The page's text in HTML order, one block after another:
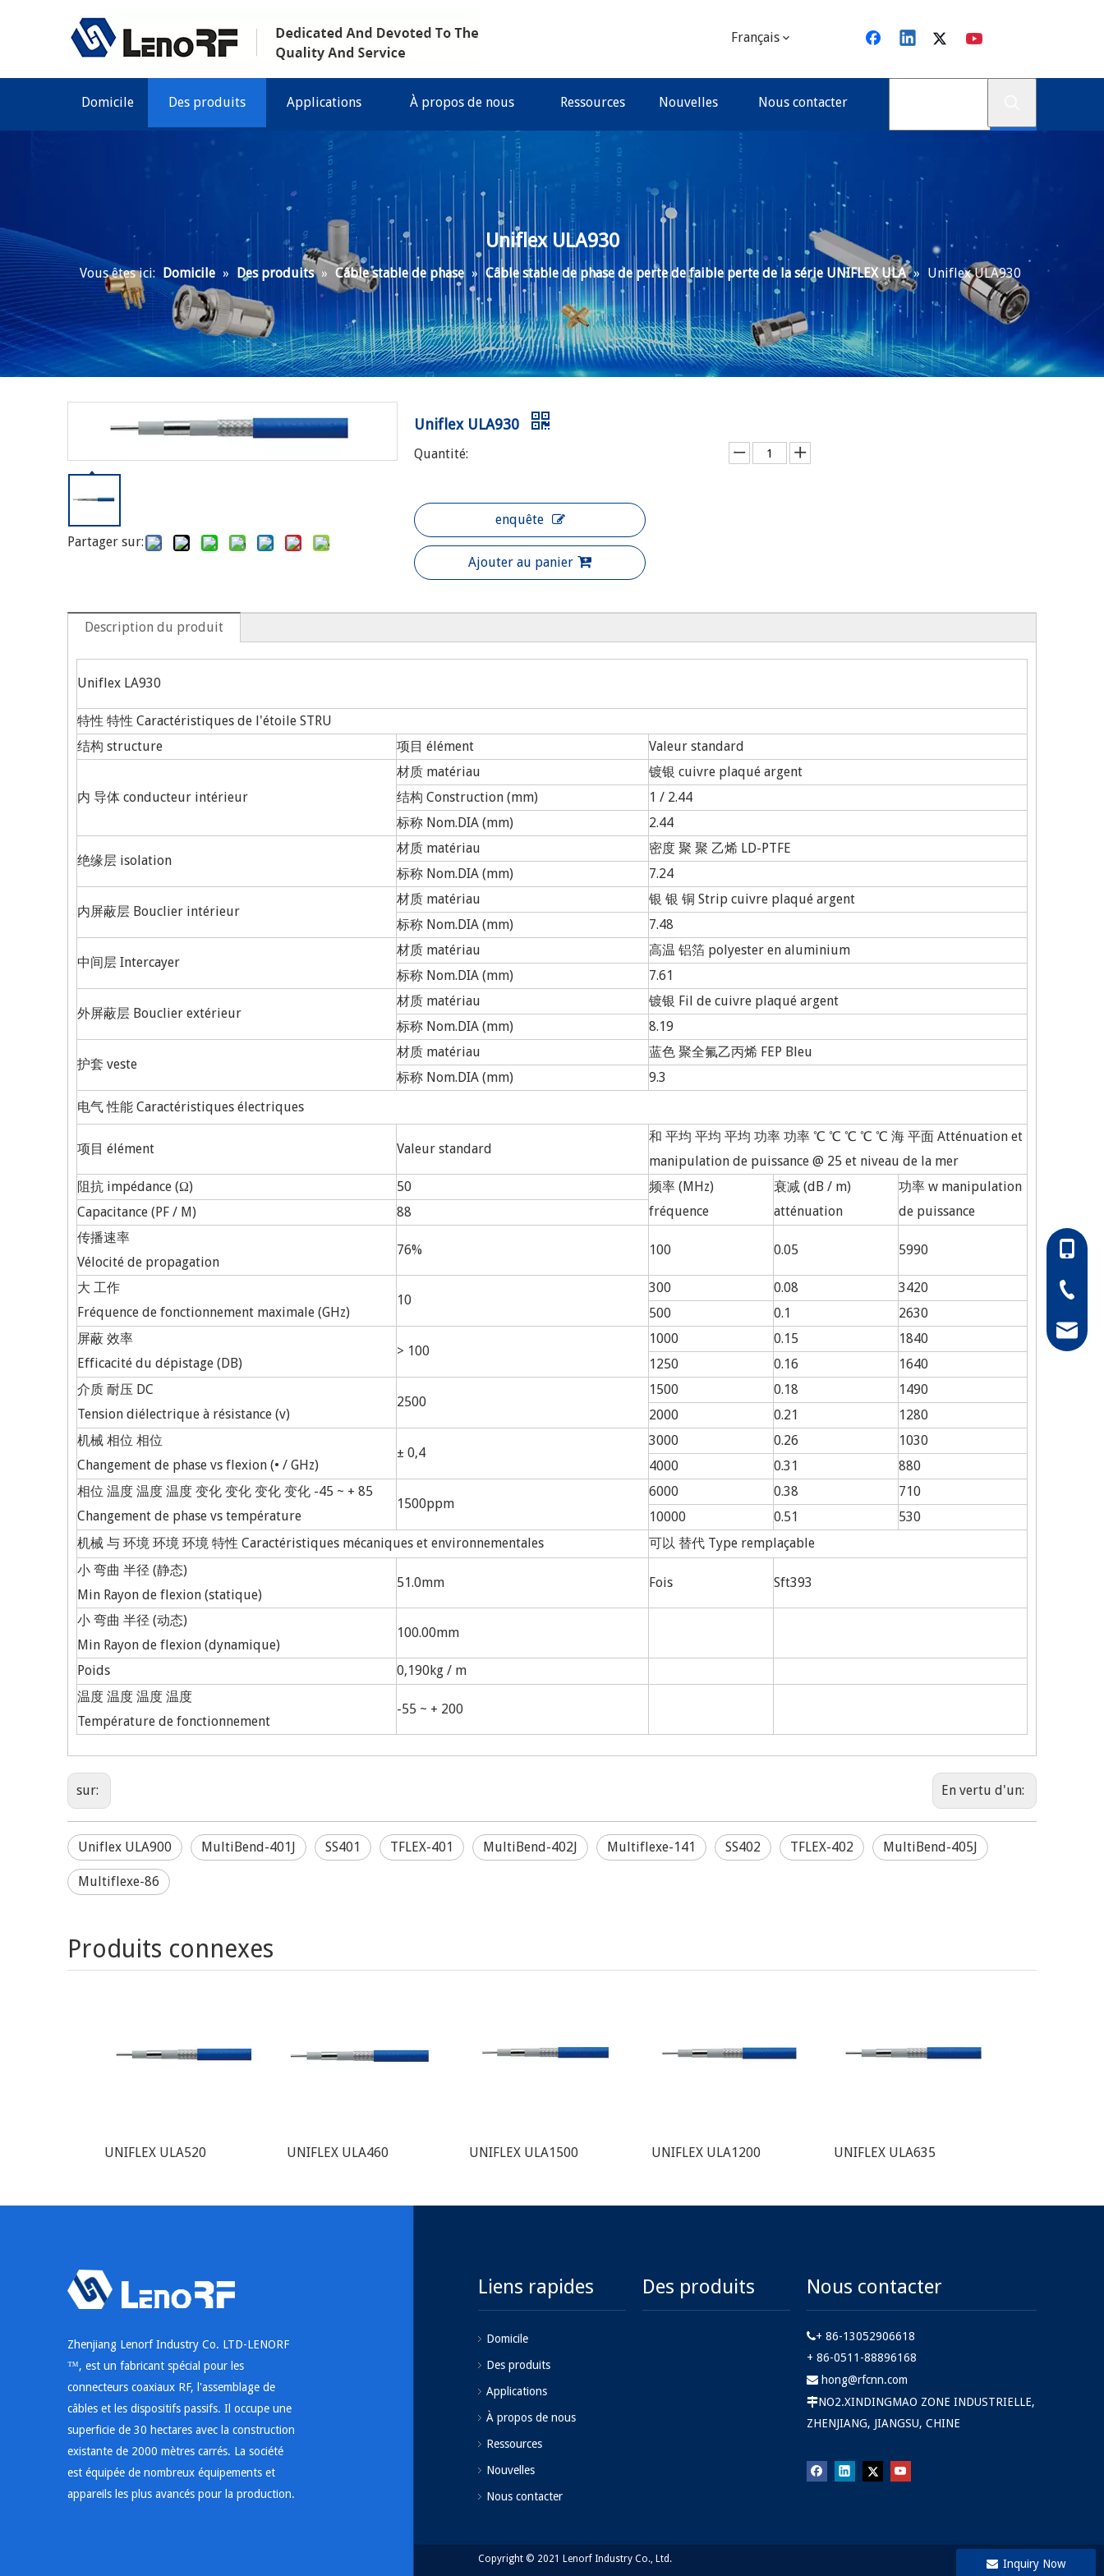
Français
Domicile Des produits Applications À propos de nous Ressources Nouvelles Nous contacter
Uniflex ULA930
Vous êtes ici: Domicile » Des produits » Câble stable de phase » Câble stable de phase de perte de faible perte de la série UNIFLEX ULA » Uniflex ULA930
Partager sur:
Uniflex ULA930
Quantité:
enquête
Ajouter au panier
Description du produit
Uniflex LA930
特性 特性 Caractéristiques de l'étoile STRU
结构 structure
项目 élément Valeur standard
内 导体 conducteur intérieur
材质 matériau
镀银 cuivre plaqué argent
结构 Construction (mm)
1 / 2.44
标称 Nom.DIA (mm)
2.44
绝缘层 isolation
材质 matériau
密度 聚 聚 乙烯 LD-PTFE
标称 Nom.DIA (mm)
7.24
内屏蔽层 Bouclier intérieur
材质 matériau
银 银 铜 Strip cuivre plaqué argent
标称 Nom.DIA (mm)
7.48
中间层 Intercayer
材质 matériau
高温 铝箔 polyester en aluminium
标称 Nom.DIA (mm)
7.61
外屏蔽层 Bouclier extérieur
材质 matériau
镀银 Fil de cuivre plaqué argent
标称 Nom.DIA (mm)
8.19
护套 veste
材质 matériau
蓝色 聚全氟乙丙烯 FEP Bleu
标称 Nom.DIA (mm)
9.3
电气 性能 Caractéristiques électriques
项目 élément Valeur standard
和 平均 平均 平均 功率 功率 ℃ ℃ ℃ ℃ ℃ 海 平面 Atténuation et
manipulation de puissance @ 25 et niveau de la mer
阻抗 impédance (Ω)
50
频率 (MHz)
fréquence
衰减 (dB / m)
atténuation
功率 w manipulation
de puissance
Capacitance (PF / M)
88
传播速率
Vélocité de propagation
76% 100 0.05 5990
大 工作
Fréquence de fonctionnement maximale (GHz)
10
300 0.08
3420
500
0.1
2630
屏蔽 效率
Efficacité du dépistage (DB)
> 100
1000 0.15
1840
1250
0.16
1640
介质 耐压 DC
Tension diélectrique à résistance (v)
2500
1500 0.18
1490
2000
0.21
1280
机械 相位 相位
Changement de phase vs flexion (• / GHz)
± 0,4
3000 0.26
1030
4000
0.31
880
相位 温度 温度 温度 变化 变化 变化 变化 -45 ~ + 85
Changement de phase vs température
1500ppm
6000 0.38
710
10000
0.51
530
机械 与 环境 环境 环境 特性 Caractéristiques mécaniques et environnementales
可以 替代 Type remplaçable
小 弯曲 半径 (静态)
Min Rayon de flexion (statique)
51.0mm Fois Sft393
小 弯曲 半径 (动态)
Min Rayon de flexion (dynamique)
100.00mm
Poids
0,190kg / m
温度 温度 温度 温度
Température de fonctionnement
-55 ~ + 200
sur: En vertu d'un:
Uniflex ULA900 MultiBend-401J SS401 TFLEX-401 MultiBend-402J Multiflexe-141 SS402 TFLEX-402 MultiBend-405J
Multiflexe-86
Produits connexes
UNIFLEX ULA520 UNIFLEX ULA460 UNIFLEX ULA1500 UNIFLEX ULA1200 UNIFLEX ULA635
Zhenjiang Lenorf Industry Co. LTD-LENORF
™, est un fabricant spécial pour les
connecteurs coaxiaux RF, l'assemblage de
câbles et les dispositifs passifs. Il occupe une
superficie de 30 hectares avec la construction
existante de 2000 mètres carrés. La société
est équipée de nombreux équipements et
appareils les plus avancés pour la production.
Liens rapides
Domicile
Des produits
Applications
À propos de nous
Ressources
Nouvelles
Nous contacter
Des produits Nous contacter
+ 86-13052906618
+ 86-0511-88896168
 hong@rfcnn.com
NO2.XINDINGMAO ZONE INDUSTRIELLE,
ZHENJIANG, JIANGSU, CHINE
Inquiry Now
86-
86-
Copyright © 2021 Lenorf Industry Co., Ltd.